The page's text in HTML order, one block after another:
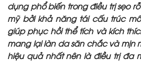
dụng phổ biến trong điều trị sẹo
mỹ bởi khả năng tái cấu trúc
giúp phục hồi thể tích và kích
mang lại làn da săn chắc và mịn
hiệu quả nhất nên là điều trị đa